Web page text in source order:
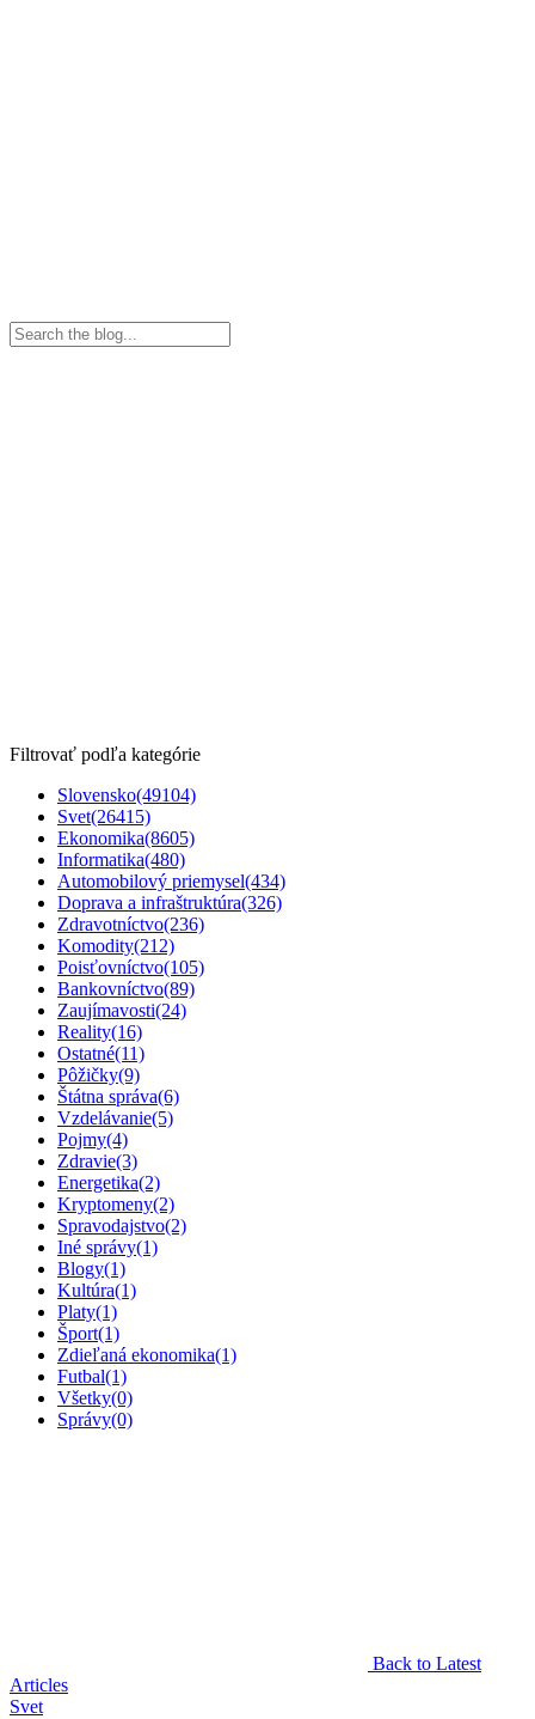
Filtrovať podľa kategórie
Slovensko(49104)
Svet(26415)
Ekonomika(8605)
Informatika(480)
Automobilový priemysel(434)
Doprava a infraštruktúra(326)
Zdravotníctvo(236)
Komodity(212)
Poisťovníctvo(105)
Bankovníctvo(89)
Zaujímavosti(24)
Reality(16)
Ostatné(11)
Pôžičky(9)
Štátna správa(6)
Vzdelávanie(5)
Pojmy(4)
Zdravie(3)
Energetika(2)
Kryptomeny(2)
Spravodajstvo(2)
Iné správy(1)
Blogy(1)
Kultúra(1)
Platy(1)
Šport(1)
Zdieľaná ekonomika(1)
Futbal(1)
Všetky(0)
Správy(0)
Back to Latest
Articles
Svet